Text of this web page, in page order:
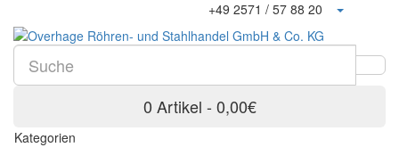
+49 2571 / 57 88 20
0 Artikel - 0,00€
Kategorien